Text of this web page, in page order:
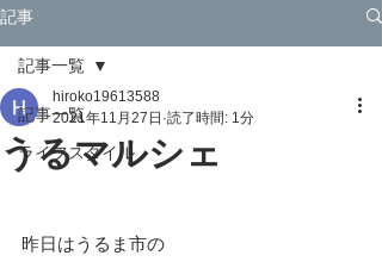
記事
記事一覧
ライフスタイル
記事一覧
うるマルシェ
hiroko19613588
2021年11月27日 読了時間: 1分
昨日はうるま市の